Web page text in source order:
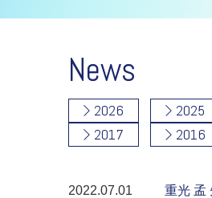
News
2026 2025
2017
2016
2022.07.01 重光 孟